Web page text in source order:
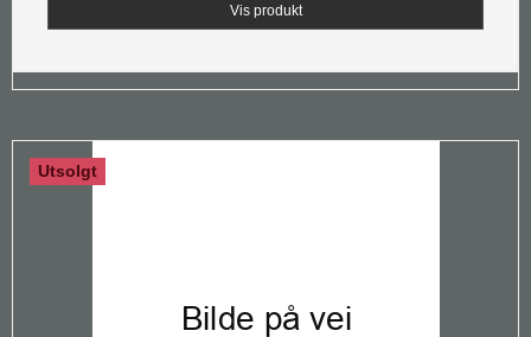
Vis produkt
Utsolgt